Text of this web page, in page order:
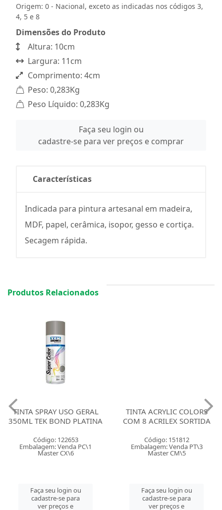
Origem: 0 - Nacional, exceto as indicadas nos códigos 3,
4, 5 e 8
Dimensões do Produto
Altura: 10cm
Largura: 11cm
Comprimento: 4cm
Peso: 0,283Kg
Peso Líquido: 0,283Kg
Faça seu login ou
cadastre-se para ver preços e comprar
Características
Indicada para pintura artesanal em madeira,
MDF, papel, cerâmica, isopor, gesso e cortiça.
Secagem rápida.
Produtos Relacionados
TINTA SPRAY USO GERAL
350ML TEK BOND PLATINA
Código: 122653
Embalagem: Venda PC\1
Master CX\6
Faça seu login ou
cadastre-se para
ver preços e
TINTA ACRYLIC COLORS
COM 8 ACRILEX SORTIDA
Código: 151812
Embalagem: Venda PT\3
Master CM\5
Faça seu login ou
cadastre-se para
ver preços e